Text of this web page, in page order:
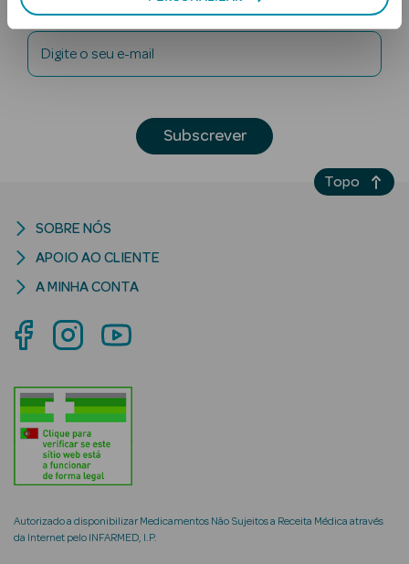
Corpo
Rosto
Lábios
Criança
Digite o seu e-mail
Subscrever
Autorizado a disponibilizar Medicamentos Não Sujeitos a Receita Médica através
da Internet pelo INFARMED, I.P.
SOBRE NÓS
APOIO AO CLIENTE
A MINHA CONTA
Topo